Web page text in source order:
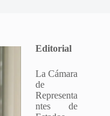
Editorial
La Cámara
de
Representa
ntes de